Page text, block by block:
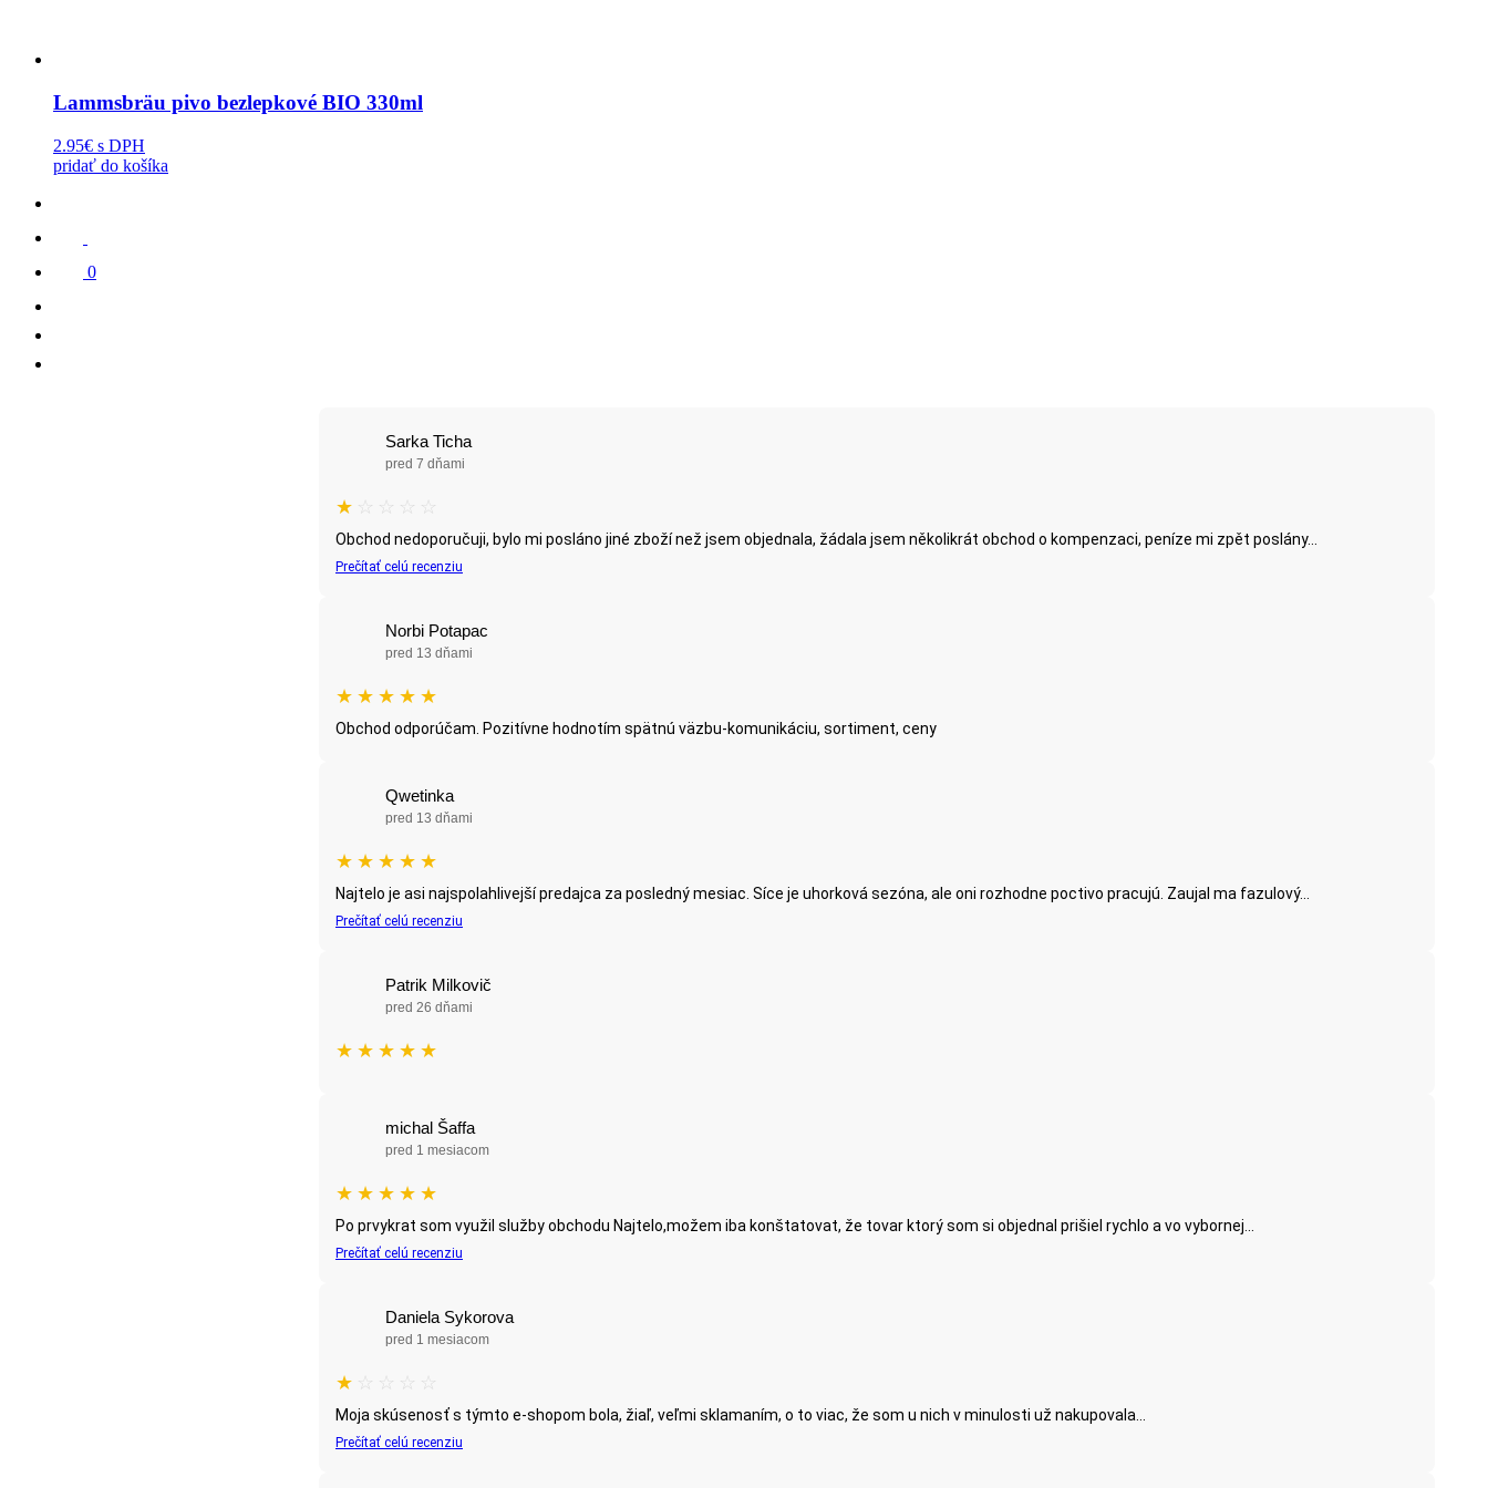
Lammsbräu pivo bezlepkové BIO 330ml
2.95€ s DPH
pridať do košíka
0
Sarka Ticha
pred 7 dňami
★ ☆ ☆ ☆ ☆
Obchod nedoporučuji, bylo mi posláno jiné zboží než jsem objednala, žádala jsem několikrát obchod o kompenzaci, peníze mi zpět poslány...
Prečítať celú recenziu
Norbi Potapac
pred 13 dňami
★ ★ ★ ★ ★
Obchod odporúčam. Pozitívne hodnotím spätnú väzbu-komunikáciu, sortiment, ceny
Qwetinka
pred 13 dňami
★ ★ ★ ★ ★
Najtelo je asi najspolahlivejší predajca za posledný mesiac. Síce je uhorková sezóna, ale oni rozhodne poctivo pracujú. Zaujal ma fazulový...
Prečítať celú recenziu
Patrik Milkovič
pred 26 dňami
★ ★ ★ ★ ★
michal Šaffa
pred 1 mesiacom
★ ★ ★ ★ ★
Po prvykrat som využil služby obchodu Najtelo,možem iba konštatovat, že tovar ktorý som si objednal prišiel rychlo a vo vybornej...
Prečítať celú recenziu
Daniela Sykorova
pred 1 mesiacom
★ ☆ ☆ ☆ ☆
Moja skúsenosť s týmto e-shopom bola, žiaľ, veľmi sklamaním, o to viac, že som u nich v minulosti už nakupovala...
Prečítať celú recenziu